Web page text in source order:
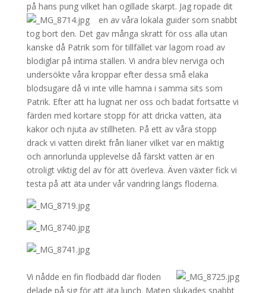
på hans pung vilket han ogillade skarpt. Jag ropade dit
en av våra lokala guider som snabbt
tog bort den. Det gav många skratt för oss alla utan
kanske då Patrik som för tillfället var lagom road av
blodiglar på intima ställen. Vi andra blev nerviga och
undersökte våra kroppar efter dessa små elaka
blodsugare då vi inte ville hamna i samma sits som
Patrik. Efter att ha lugnat ner oss och badat fortsatte vi
färden med kortare stopp för att dricka vatten, äta
kakor och njuta av stillheten. På ett av våra stopp
drack vi vatten direkt från lianer vilket var en mäktig
och annorlunda upplevelse då färskt vatten är en
otroligt viktig del av för att överleva. Även växter fick vi
testa på att äta under vår vandring längs floderna.
Vi nådde en fin flodbädd där floden
delade på sig för att äta lunch. Maten slukades snabbt